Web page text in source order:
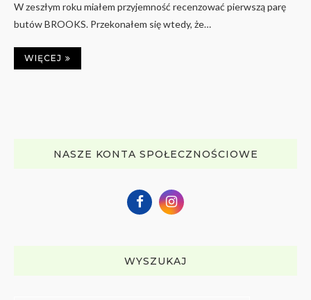
W zeszłym roku miałem przyjemność recenzować pierwszą parę
butów BROOKS. Przekonałem się wtedy, że…
WIĘCEJ
NASZE KONTA SPOŁECZNOŚCIOWE
WYSZUKAJ